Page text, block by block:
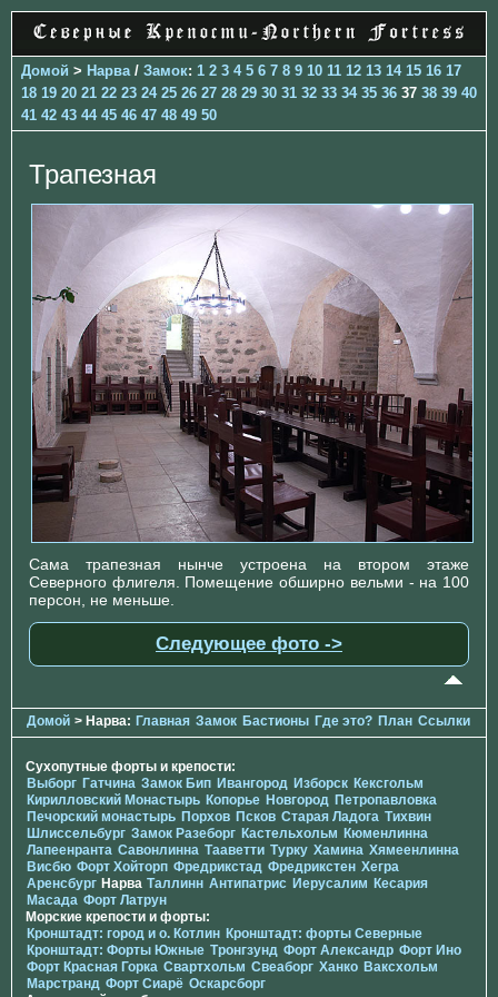
Домой > Нарва / Замок: 1 2 3 4 5 6 7 8 9 10 11 12 13 14 15 16 17
18 19 20 21 22 23 24 25 26 27 28 29 30 31 32 33 34 35 36 37 38 39 40
41 42 43 44 45 46 47 48 49 50
Трапезная
Сама трапезная нынче устроена на втором этаже
Северного флигеля. Помещение обширно вельми - на 100
персон, не меньше.
Следующее фото ->
Домой > Нарва: Главная Замок Бастионы Где это? План Ссылки
Сухопутные форты и крепости:
Выборг Гатчина Замок Бип Ивангород Изборск Кексгольм
Кирилловский Монастырь Копорье Новгород Петропавловка
Печорcкий монастырь Порхов Псков Старая Ладога Тихвин
Шлиссельбург Замок Разеборг Кастельхольм Кюменлинна
Лапеенранта Савонлинна Тааветти Турку Хамина Хямеенлинна
Висбю Форт Хойторп Фредрикстад Фредрикстен Хегра
Аренсбург Нарва Таллинн Антипатрис Иерусалим Кесария
Масада Форт Латрун
Морские крепости и форты:
Кронштадт: город и о. Котлин Кронштадт: форты Северные
Кронштадт: Форты Южные Тронгзунд Форт Александр Форт Ино
Форт Красная Горка Свартхольм Свеаборг Ханко Ваксхольм
Марстранд Форт Сиарё Оскарсборг